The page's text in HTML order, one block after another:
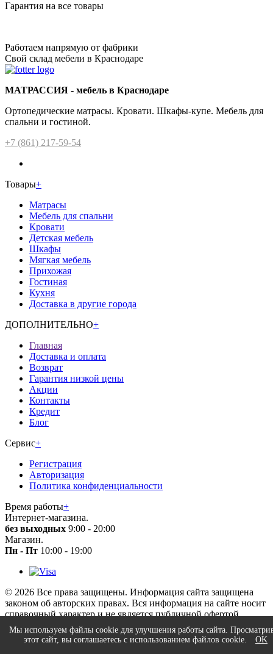
Мы используем файлы cookie для улучшения работы сайта.
этот сайт, вы соглашаетесь с использованием файлов cookie.
OK
Гарантия на все товары
Работаем напрямую от фабрики
Свой склад мебели в Краснодаре
МАТРАССИЯ - мебель в Краснодаре
Ортопедические матрасы. Кровати. Шкафы-купе. Мебель для
спальни и гостиной.
+7 (861) 217-59-54
Товары+
Матрасы
Мебель для спальни
Кровати
Детская мебель
Шкафы
Мягкая мебель
Прихожая
Гостиная
Кухня
Доставка в другие города
ДОПОЛНИТЕЛЬНО+
Главная
Доставка и оплата
Возврат
Гарантия низкой цены
Акции
Контакты
Кредит
Блог
Сервис+
Регистрация
Авторизация
Политика конфиденциальности
Время работы+
Интернет-магазина.
без выходных 9:00 - 20:00
Магазин.
Пн - Пт 10:00 - 19:00
© 2026 Все права защищены. Информация сайта защищена
законом об авторских правах. Вся информация на сайте носит
справочный характер и не является публичной офертой.
×
Заказать звонок